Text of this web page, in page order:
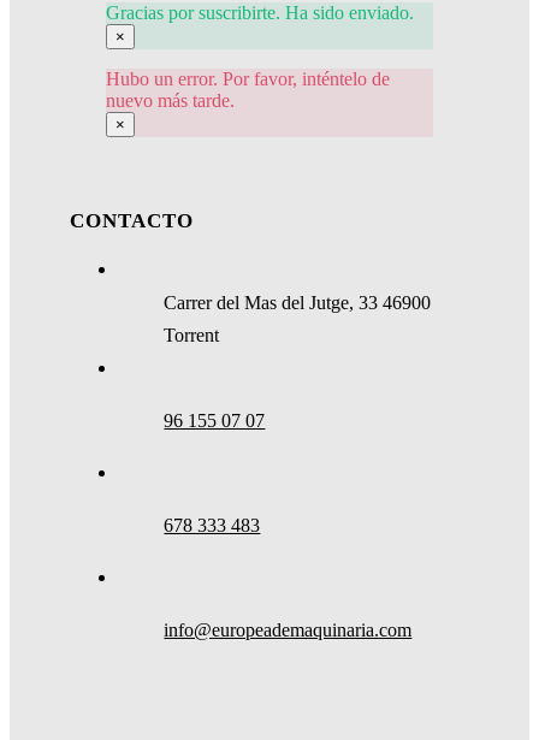
Gracias por suscribirte. Ha sido enviado.
×
Hubo un error. Por favor, inténtelo de
nuevo más tarde.
×
CONTACTO
Carrer del Mas del Jutge, 33 46900
Torrent
96 155 07 07
678 333 483
info@europeademaquinaria.com